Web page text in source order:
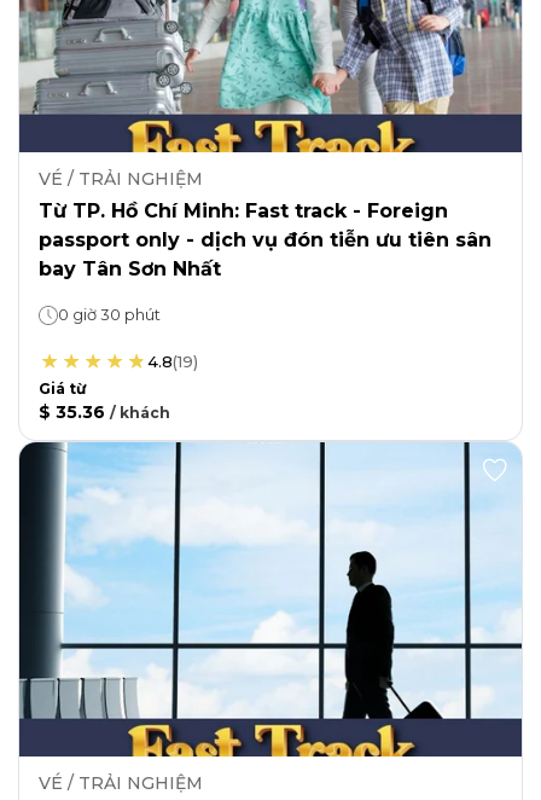
VÉ / TRẢI NGHIỆM
Từ TP. Hồ Chí Minh: Fast track - Foreign
passport only - dịch vụ đón tiễn ưu tiên sân
bay Tân Sơn Nhất
0 giờ 30 phút
4.8(19)
Giá từ
$ 35.36 / khách
VÉ / TRẢI NGHIỆM